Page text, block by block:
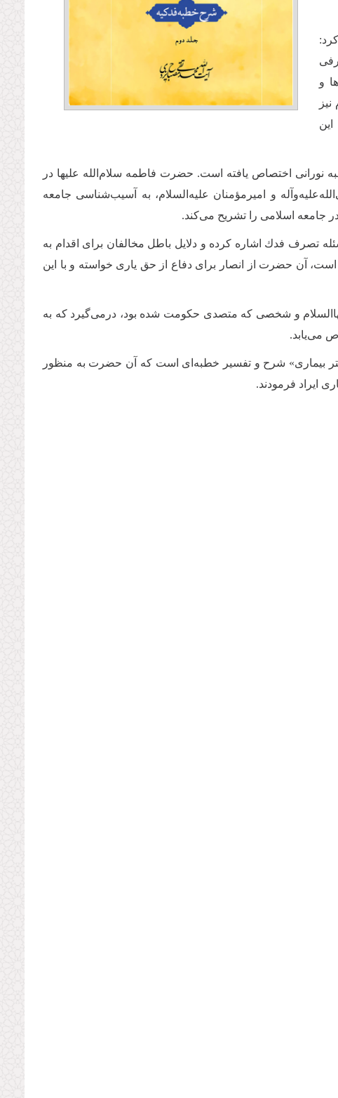
و
این خطبه نورانی اختصاص یافته است. حضرت فاطمه‌ سلام‌الله علیها در
و امیرمؤمنان ‌علیه‌السلام، به آسیب‌شناسی جامعه
جامعه اسلامی را تشریح می‌کند.
تصرف فدك اشاره كرده و دلایل باطل مخالفان برای اقدام به
آن حضرت از انصار برای دفاع از حق یاری خواسته و با این
و شخصی که متصدی حکومت شده بود، درمی‌گیرد که به
می‌یابد.
بیماری» شرح و تفسیر خطبه‌ای است که آن حضرت به منظور
ایراد فرمودند.